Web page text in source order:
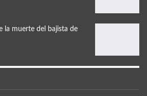
la muerte del bajista de